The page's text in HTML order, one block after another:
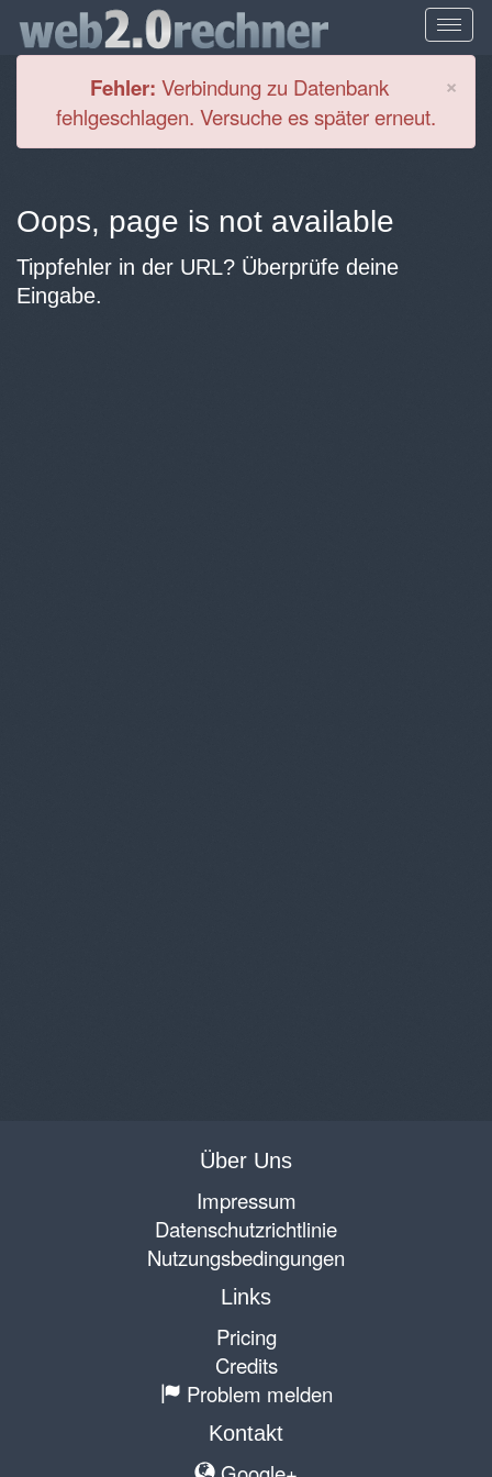
×
Fehler: Verbindung zu Datenbank
fehlgeschlagen. Versuche es später erneut.
Oops, page is not available
Tippfehler in der URL? Überprüfe deine
Eingabe.
Über Uns
Impressum
Datenschutzrichtlinie
Nutzungsbedingungen
Links
Pricing
Credits
Problem melden
Kontakt